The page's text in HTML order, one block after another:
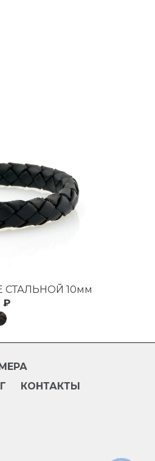
СТАЛЬНОЙ 10мм
₽
КОНТАКТЫ